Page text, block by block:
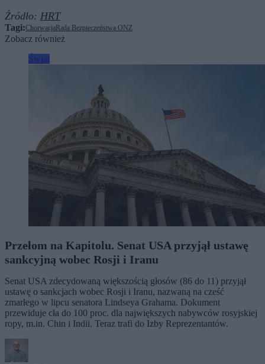
Źródło: HRT
Tagi:Chorwacja Rada Bezpieczeństwa ONZ
Zobacz również
Przełom na Kapitolu. Senat USA przyjął ustawę
sankcyjną wobec Rosji i Iranu
Senat USA zdecydowaną większością głosów (86 do 11) przyjął
ustawę o sankcjach wobec Rosji i Iranu, nazwaną na cześć
zmarłego w lipcu senatora Lindseya Grahama. Dokument
przewiduje cła do 100 proc. dla największych nabywców rosyjskiej
ropy, m.in. Chin i Indii. Teraz trafi do Izby Reprezentantów.